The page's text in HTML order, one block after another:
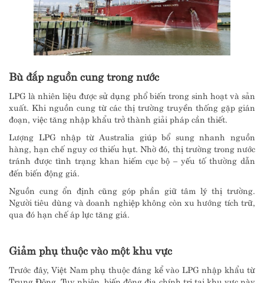
Bù đắp nguồn cung trong nước
LPG là nhiên liệu được sử dụng phổ biến trong sinh hoạt và sản
xuất. Khi nguồn cung từ các thị trường truyền thống gặp gián
đoạn, việc tăng nhập khẩu trở thành giải pháp cần thiết.
Lượng LPG nhập từ Australia giúp bổ sung nhanh nguồn
hàng, hạn chế nguy cơ thiếu hụt. Nhờ đó, thị trường trong nước
tránh được tình trạng khan hiếm cục bộ – yếu tố thường dẫn
đến biến động giá.
Nguồn cung ổn định cũng góp phần giữ tâm lý thị trường.
Người tiêu dùng và doanh nghiệp không còn xu hướng tích trữ,
qua đó hạn chế áp lực tăng giá.
Giảm phụ thuộc vào một khu vực
Trước đây, Việt Nam phụ thuộc đáng kể vào LPG nhập khẩu từ
Trung Đông. Tuy nhiên, biến động địa chính trị tại khu vực này